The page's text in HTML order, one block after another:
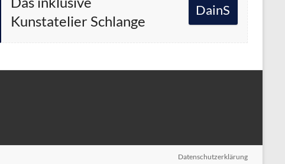
Kunstatelier Schlange
DainS
Datenschutzerklärung